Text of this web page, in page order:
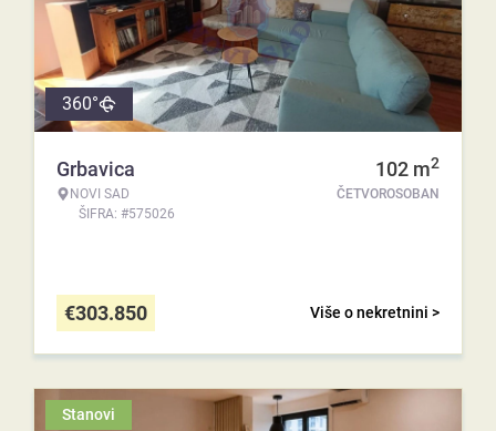
360°
Grbavica
NOVI SAD
ŠIFRA: #575026
102 m2
ČETVOROSOBAN
Više o nekretnini >
€303.850
Stanovi